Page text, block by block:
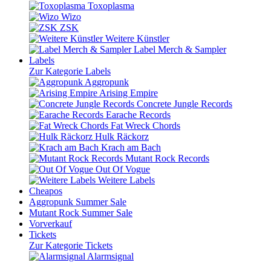
Toxoplasma
Wizo
ZSK
Weitere Künstler
Label Merch & Sampler
Labels
Zur Kategorie Labels
Aggropunk
Arising Empire
Concrete Jungle Records
Earache Records
Fat Wreck Chords
Hulk Räckorz
Krach am Bach
Mutant Rock Records
Out Of Vogue
Weitere Labels
Cheapos
Aggropunk Summer Sale
Mutant Rock Summer Sale
Vorverkauf
Tickets
Zur Kategorie Tickets
Alarmsignal